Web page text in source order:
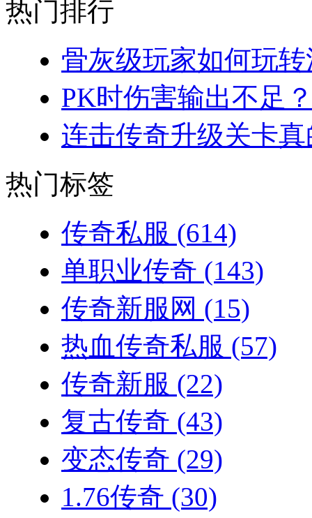
热门排行
骨灰级玩家如何玩
PK时伤害输出不足
连击传奇升级关卡
热门标签
传奇私服 (614)
单职业传奇 (143)
传奇新服网 (15)
热血传奇私服 (57)
传奇新服 (22)
复古传奇 (43)
变态传奇 (29)
1.76传奇 (30)